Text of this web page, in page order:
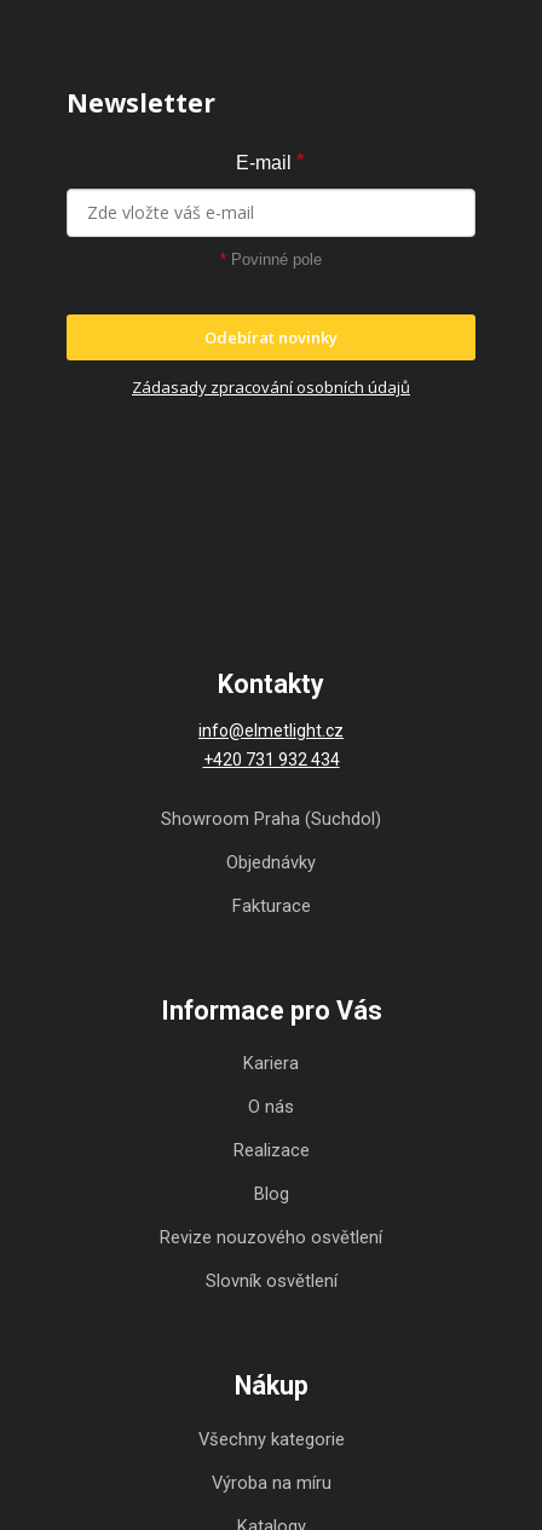
Newsletter
E-mail *
* Povinné pole
Odebírat novinky
Zádasady zpracování osobních údajů
Kontakty
info@elmetlight.cz
+420 731 932 434
Showroom Praha (Suchdol)
Objednávky
Fakturace
Informace pro Vás
Kariera
O nás
Realizace
Blog
Revize nouzového osvětlení
Slovník osvětlení
Nákup
Všechny kategorie
Výroba na míru